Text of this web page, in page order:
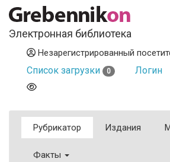
Электронная библиотека
Незарегистрированный
Список загрузки 0 Логин
Рубрикатор Издания
Факты